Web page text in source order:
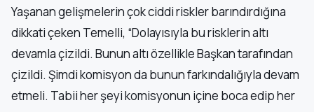
Yaşanan gelişmelerin çok ciddi riskler barındırdığına
dikkati çeken Temelli, “Dolayısıyla bu risklerin altı
devamla çizildi. Bunun altı özellikle Başkan tarafından
çizildi. Şimdi komisyon da bunun farkındalığıyla devam
etmeli. Tabii her şeyi komisyonun içine boca edip her